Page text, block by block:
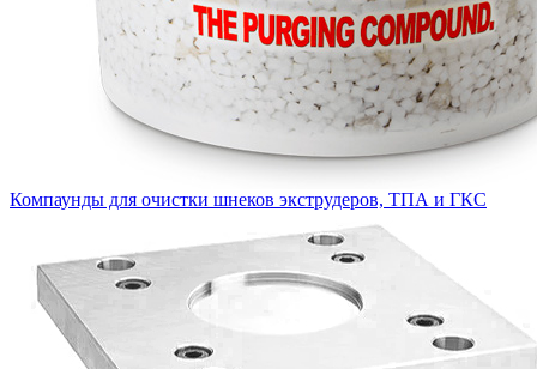
Компаунды для очистки шнеков экструдеров, ТПА и ГКС